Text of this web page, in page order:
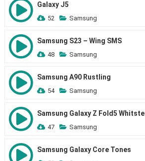
Galaxy J5
52 Samsung
Samsung S23 – Wing SMS
48 Samsung
Samsung A90 Rustling
54 Samsung
Samsung Galaxy Z Fold5 Whitste
47 Samsung
Samsung Galaxy Core Tones